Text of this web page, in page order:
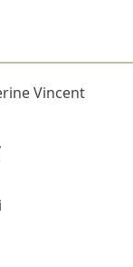
Vincent